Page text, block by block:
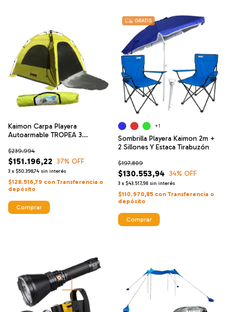
Kaimon Carpa Playera
Autoarmable TROPEA 3
mosquitero Verde
$151.196,22
$239.994
37% OFF
3 x $50.398,74 sin interés
$128.516,79 con Transferencia o
depósito
GRATIS
Sombrilla Playera Kaimon 2m +
2 Sillones Y Estaca Tirabuzón
$130.553,94
$197.809
34% OFF
3 x $43.517,98 sin interés
$110.970,85 con Transferencia o
depósito
+1
Comprar